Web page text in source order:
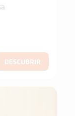
DESCUBRIR